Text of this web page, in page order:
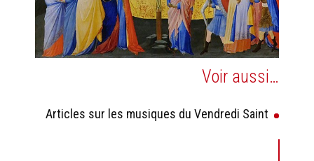
Voir aussi…
Articles sur les musiques du Vendredi Saint